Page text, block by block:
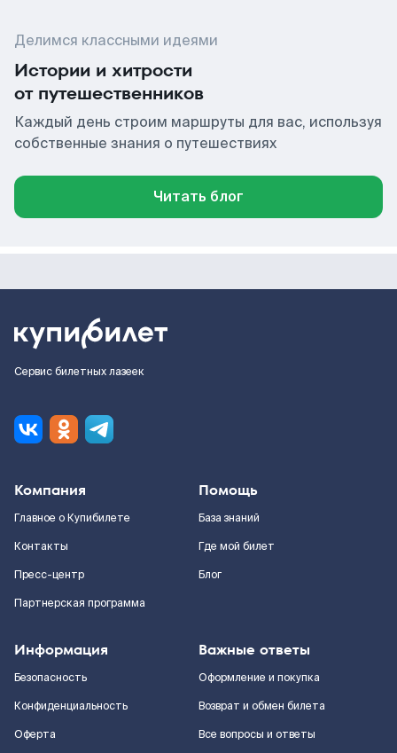
Делимся классными идеями
Истории и хитрости
от путешественников
Каждый день строим маршруты для вас, используя
собственные знания о путешествиях
Читать блог
Сервис билетных лазеек
Компания
Главное о Купибилете
Контакты
Пресс-центр
Партнерская программа
Помощь
База знаний
Где мой билет
Блог
Информация
Безопасность
Конфиденциальность
Оферта
Важные ответы
Оформление и покупка
Возврат и обмен билета
Все вопросы и ответы